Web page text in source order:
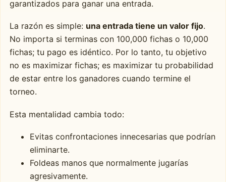
garantizados para ganar una entrada.
La razón es simple: una entrada tiene un valor fijo.
No importa si terminas con 100,000 fichas o 10,000
fichas; tu pago es idéntico. Por lo tanto, tu objetivo
no es maximizar fichas; es maximizar tu probabilidad
de estar entre los ganadores cuando termine el
torneo.
Esta mentalidad cambia todo:
Evitas confrontaciones innecesarias que podrían
eliminarte.
Foldeas manos que normalmente jugarías
agresivamente.